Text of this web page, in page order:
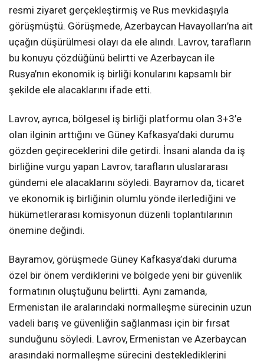
resmi ziyaret gerçekleştirmiş ve Rus mevkidaşıyla
görüşmüştü. Görüşmede, Azerbaycan Havayolları’na ait
uçağın düşürülmesi olayı da ele alındı. Lavrov, tarafların
bu konuyu çözdüğünü belirtti ve Azerbaycan ile
Rusya’nın ekonomik iş birliği konularını kapsamlı bir
şekilde ele alacaklarını ifade etti.
Lavrov, ayrıca, bölgesel iş birliği platformu olan 3+3’e
olan ilginin arttığını ve Güney Kafkasya’daki durumu
gözden geçireceklerini dile getirdi. İnsani alanda da iş
birliğine vurgu yapan Lavrov, tarafların uluslararası
gündemi ele alacaklarını söyledi. Bayramov da, ticaret
ve ekonomik iş birliğinin olumlu yönde ilerlediğini ve
hükümetlerarası komisyonun düzenli toplantılarının
önemine değindi.
Bayramov, görüşmede Güney Kafkasya’daki duruma
özel bir önem verdiklerini ve bölgede yeni bir güvenlik
formatının oluştuğunu belirtti. Aynı zamanda,
Ermenistan ile aralarındaki normalleşme sürecinin uzun
vadeli barış ve güvenliğin sağlanması için bir fırsat
sunduğunu söyledi. Lavrov, Ermenistan ve Azerbaycan
arasındaki normalleşme sürecini desteklediklerini